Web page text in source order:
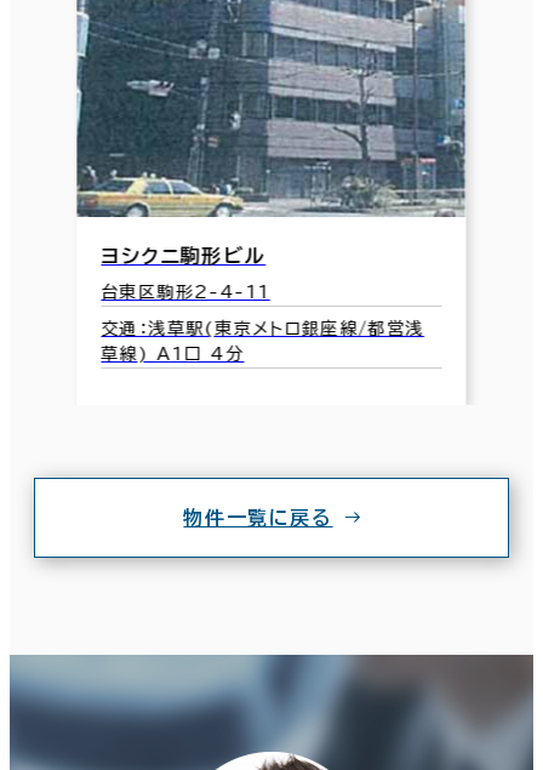
ヨシクニ駒形ビル
台東区駒形2-4-11
交通：浅草駅(東京メトロ銀座線/都営浅
草線) A1口 4分
物件一覧に戻る